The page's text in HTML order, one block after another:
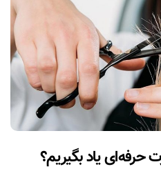
حرفه‌ای یاد بگیریم؟